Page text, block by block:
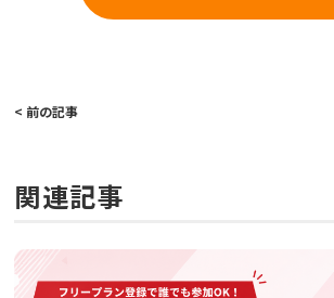
< 前の記事
関連記事